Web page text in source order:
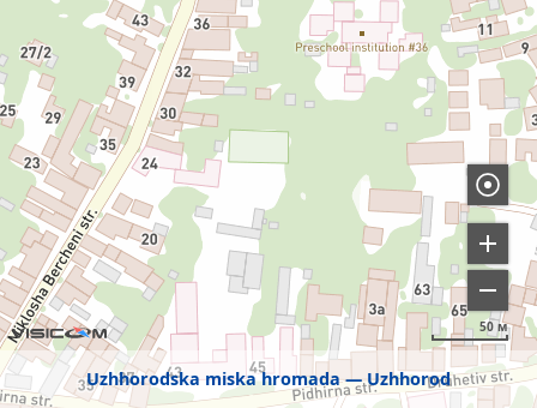
Uzhhorodska miska hromada Uzhhorod
50 м